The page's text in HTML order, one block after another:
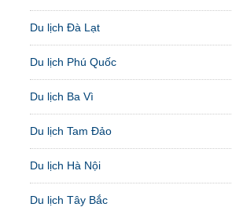
Du lịch Đà Lạt
Du lịch Phú Quốc
Du lịch Ba Vì
Du lịch Tam Đảo
Du lịch Hà Nội
Du lịch Tây Bắc